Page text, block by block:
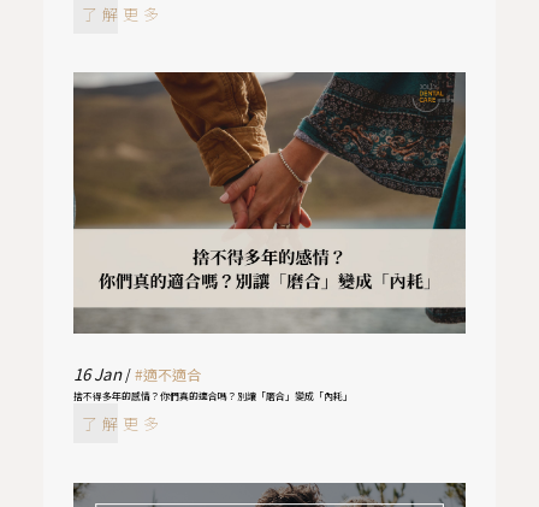
了解更多
16Jan /#適不適合
捨不得多年的感情？你們真的適合嗎？別讓「磨合」變成「內耗」
了解更多